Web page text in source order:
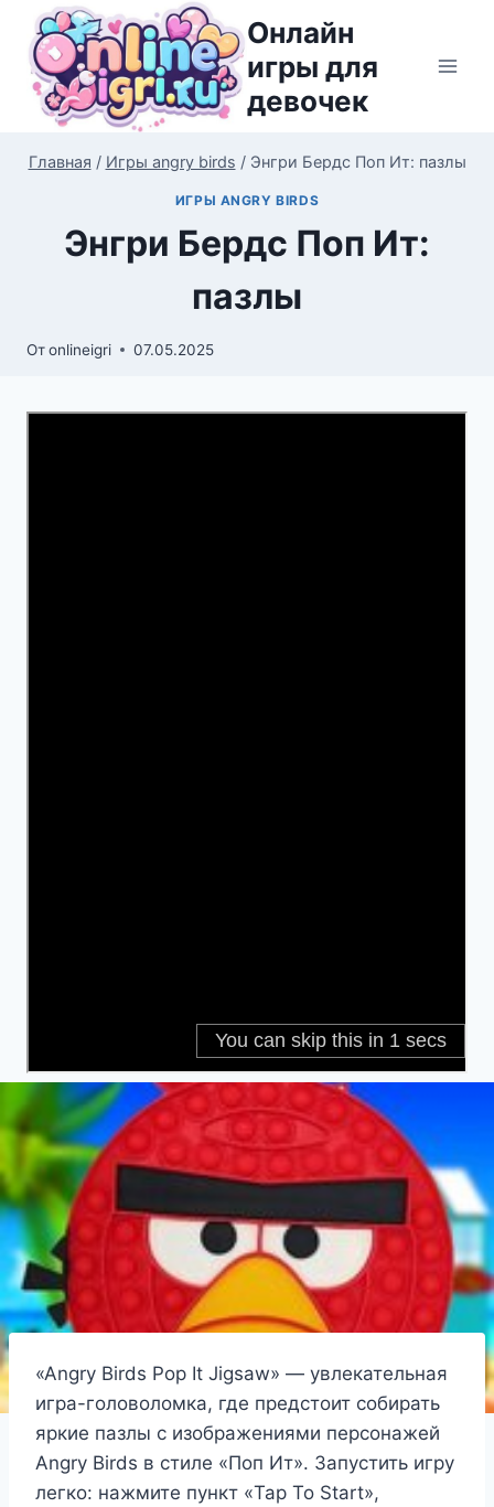
Перейти
содержимому
Онлайн
игры для
девочек
Главная / Игры angry birds / Энгри Бердс Поп Ит: пазлы
ИГРЫ ANGRY BIRDS
Энгри Бердс Поп Ит:
пазлы
Отonlineigri 07.05.2025
«Angry Birds Pop It Jigsaw» — увлекательная
игра-головоломка, где предстоит собирать
яркие пазлы с изображениями персонажей
Angry Birds в стиле «Поп Ит». Запустить игру
легко: нажмите пункт «Tap To Start»,